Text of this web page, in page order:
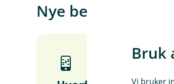
Nye bedriftskunde
Bruk
Vi bruker